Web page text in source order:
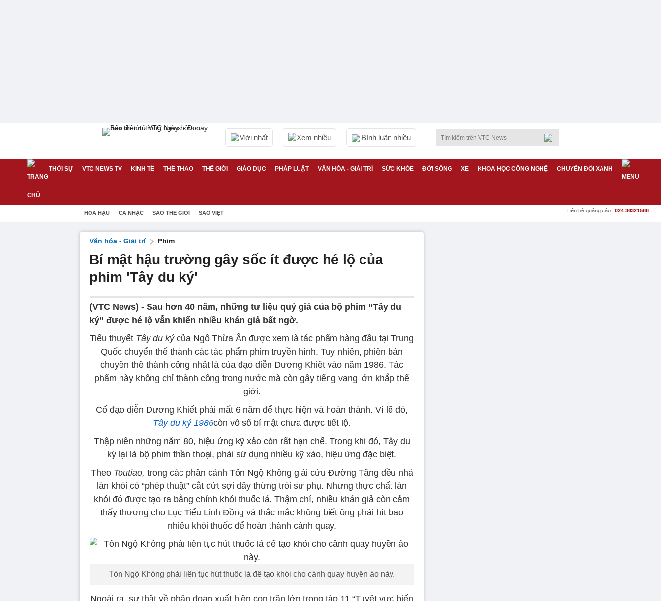
Mới nhất Xem nhiều Bình luận nhiều
THỜI SỰ VTC NEWS TV KINH TẾ THỂ THAO THẾ GIỚI GIÁO DỤC PHÁP LUẬT VĂN HÓA - GIẢI TRÍ SỨC KHỎE ĐỜI SỐNG XE KHOA HỌC CÔNG NGHỆ CHUYỂN ĐỔI XANH
HOA HẬU CA NHẠC SAO THẾ GIỚI SAO VIỆT Liên hệ quảng cáo: 024 36321588
Văn hóa - Giải trí Phim
Bí mật hậu trường gây sốc ít được hé lộ của
phim 'Tây du ký'
(VTC News) - Sau hơn 40 năm, những tư liệu quý giá của bộ phim “Tây du
ký” được hé lộ vẫn khiến nhiều khán giả bất ngờ.
Tiểu thuyết Tây du kýcủa Ngô Thừa Ân được xem là tác phẩm hàng đầu tại Trung
Quốc chuyển thể thành các tác phẩm phim truyền hình. Tuy nhiên, phiên bản
chuyển thể thành công nhất là của đạo diễn Dương Khiết vào năm 1986. Tác
phẩm này không chỉ thành công trong nước mà còn gây tiếng vang lớn khắp thế
giới.
Cố đạo diễn Dương Khiết phải mất 6 năm để thực hiện và hoàn thành. Vì lẽ đó,
Tây du ký 1986còn vô số bí mật chưa được tiết lộ.
Thập niên những năm 80, hiệu ứng kỹ xảo còn rất hạn chế. Trong khi đó, Tây du
ký lại là bộ phim thần thoại, phải sử dụng nhiều kỹ xảo, hiệu ứng đặc biệt.
Theo Toutiao, trong các phân cảnh Tôn Ngộ Không giải cứu Đường Tăng đều nhả
làn khói có “phép thuật” cắt đứt sợi dây thừng trói sư phụ. Nhưng thực chất làn
khói đó được tạo ra bằng chính khói thuốc lá. Thậm chí, nhiều khán giả còn cảm
thấy thương cho Lục Tiểu Linh Đồng và thắc mắc không biết ông phải hít bao
nhiêu khói thuốc để hoàn thành cảnh quay.
Tôn Ngộ Không phải liên tục hút thuốc lá để tạo khói cho cảnh quay huyền ảo này.
Ngoài ra, sự thật về phân đoạn xuất hiện con trăn lớn trong tập 11 “Tuyệt vực biến